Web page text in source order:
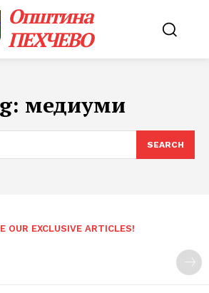
Општина
ПЕХЧЕВО
медиуми
SEARCH
OUR EXCLUSIVE ARTICLES!